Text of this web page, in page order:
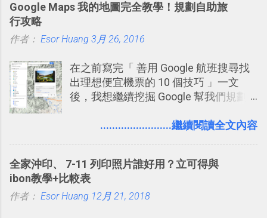
有機會在一個專案合作中使用了 Slack
點： 1. 「 很有趣 」： Slack 裡擁有跟
聊天打屁、傳送有趣影音圖文的功能。
2. 「 有效率 」：但是 Slack 的頻道、群
組機制讓茶水間的聊天，不會干擾工作
事可以從聊天中記錄重點。 3. 「 有彈性
的軟體則讓同事可以在任何地方和公司
保持聯繫。 如果你需要中文版的同類平
台，可以參考： JANDI 高效率團隊通訊
Google Maps 我的地圖完全教學！規劃自助旅
行攻略
作者： Esor Huang 3月 26, 2016
在之前寫完「 善用 Google 航班搜尋找
出理想便宜機票的 10 個技巧 」一文
後，我想繼續挖掘 Google 幫我們規劃
入的來聊聊 Google 的「我的地圖」服
線，對商務需求來說可以打造出一張一
張資料地圖（例如我之前在製作一本新
書時建立的「 台灣推薦空拍地點地圖
........................繼續閱讀全文內容
全家沖印、 7-11 列印照片誰好用？立可得與
ibon教學+比較表
作者： Esor Huang 12月 21, 2018